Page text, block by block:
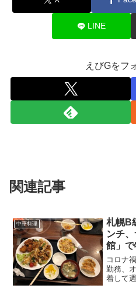
LINE
えびGをフ
関連記事
中華料理
札幌B
ンチ
館」
コロナ
勤務、
着して